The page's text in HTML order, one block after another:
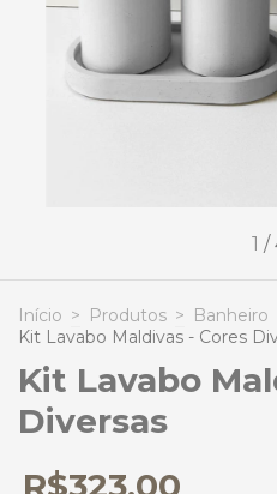
1 /
Início > Produtos > Banheiro
Kit Lavabo Maldivas - Cores
Kit Lavabo
Diversas
R$323,00